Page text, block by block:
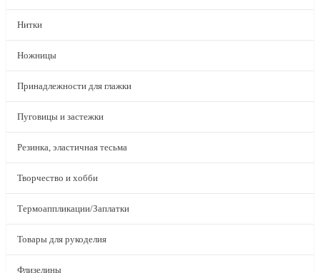
Нитки
Ножницы
Принадлежности для глажки
Пуговицы и застежки
Резинка, эластичная тесьма
Творчество и хобби
Термоаппликации/Заплатки
Товары для рукоделия
Флизелины